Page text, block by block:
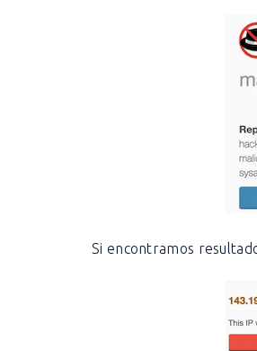
Si encontramos